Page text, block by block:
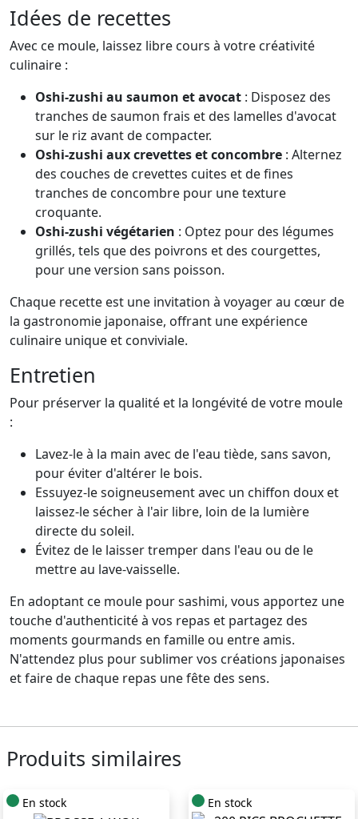
Idées de recettes
Avec ce moule, laissez libre cours à votre créativité
culinaire :
Oshi-zushi au saumon et avocat : Disposez des
tranches de saumon frais et des lamelles d'avocat
sur le riz avant de compacter.
Oshi-zushi aux crevettes et concombre : Alternez
des couches de crevettes cuites et de fines
tranches de concombre pour une texture
croquante.
Oshi-zushi végétarien : Optez pour des légumes
grillés, tels que des poivrons et des courgettes,
pour une version sans poisson.
Chaque recette est une invitation à voyager au cœur de
la gastronomie japonaise, offrant une expérience
culinaire unique et conviviale.
Entretien
Pour préserver la qualité et la longévité de votre moule
:
Lavez-le à la main avec de l'eau tiède, sans savon,
pour éviter d'altérer le bois.
Essuyez-le soigneusement avec un chiffon doux et
laissez-le sécher à l'air libre, loin de la lumière
directe du soleil.
Évitez de le laisser tremper dans l'eau ou de le
mettre au lave-vaisselle.
En adoptant ce moule pour sashimi, vous apportez une
touche d'authenticité à vos repas et partagez des
moments gourmands en famille ou entre amis.
N'attendez plus pour sublimer vos créations japonaises
et faire de chaque repas une fête des sens.
Produits similaires
En stock En stock